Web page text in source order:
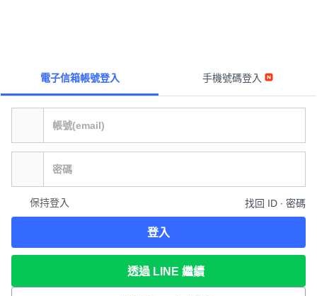
電子信箱帳號登入 手機號碼登入
保持登入 找回 ID ∙ 密碼
登入
透過 LINE 繼續